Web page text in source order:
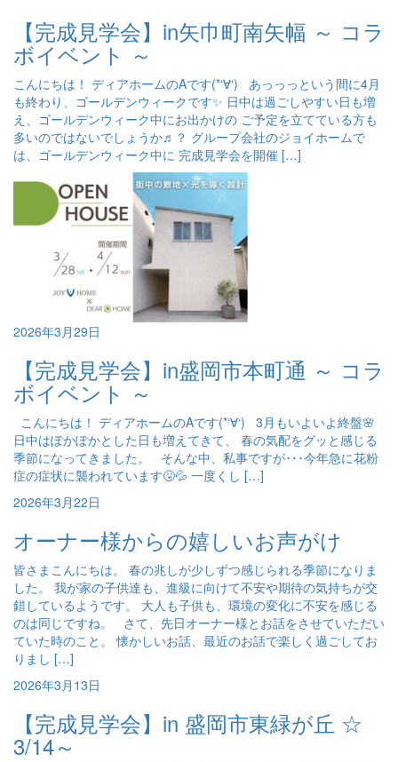
【完成見学会】in矢巾町南矢幅 ～ コラ
ボイベント ～
こんにちは！ ディアホームのAです(*‘∀‘) あっっっという間に4月
も終わり、ゴールデンウィークです✨ 日中は過ごしやすい日も増
え、ゴールデンウィーク中にお出かけの ご予定を立てている方も
多いのではないでしょうか♬？ グループ会社のジョイホームで
は、ゴールデンウィーク中に 完成見学会を開催 […]
2026年3月29日
【完成見学会】in盛岡市本町通 ～ コラ
ボイベント ～
こんにちは！ ディアホームのAです(*‘∀‘) 3月もいよいよ終盤🌸
日中はぽかぽかとした日も増えてきて、 春の気配をグッと感じる
季節になってきました。 そんな中、私事ですが･･･今年急に花粉
症の症状に襲われています🤧💦 一度くし […]
2026年3月22日
オーナー様からの嬉しいお声がけ
皆さまこんにちは。 春の兆しが少しずつ感じられる季節になりま
した。 我が家の子供達も、進級に向けて不安や期待の気持ちが交
錯しているようです。 大人も子供も、環境の変化に不安を感じる
のは同じですね。 さて、先日オーナー様とお話をさせていただい
ていた時のこと。 懐かしいお話、最近のお話で楽しく過ごしてお
りまし […]
2026年3月13日
【完成見学会】in 盛岡市東緑が丘 ☆
3/14～